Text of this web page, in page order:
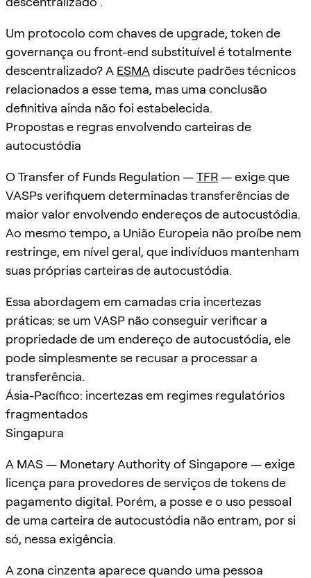
Um protocolo com chaves de upgrade, token de
governança ou front-end substituível é totalmente
descentralizado? A ESMA discute padrões técnicos
relacionados a esse tema, mas uma conclusão
definitiva ainda não foi estabelecida.
Propostas e regras envolvendo carteiras de
autocustódia
O Transfer of Funds Regulation —TFR— exige que
VASPs verifiquem determinadas transferências de
maior valor envolvendo endereços de autocustódia.
Ao mesmo tempo, a União Europeia não proíbe nem
restringe, em nível geral, que indivíduos mantenham
suas próprias carteiras de autocustódia.
Essa abordagem em camadas cria incertezas
práticas: se um VASP não conseguir verificar a
propriedade de um endereço de autocustódia, ele
pode simplesmente se recusar a processar a
transferência.
Ásia-Pacífico: incertezas em regimes regulatórios
fragmentados
Singapura
A MAS — Monetary Authority of Singapore — exige
licença para provedores de serviços de tokens de
pagamento digital. Porém, a posse e o uso pessoal
de uma carteira de autocustódia não entram, por si
só, nessa exigência.
A zona cinzenta aparece quando uma pessoa